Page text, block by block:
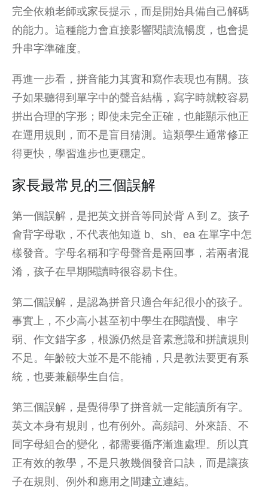
完全依賴老師或家長提示，而是開始具備自己解碼
的能力。這種能力會直接影響閱讀流暢度，也會提
升串字準確度。
再進一步看，拼音能力其實和寫作表現也有關。孩
子如果聽得到單字中的聲音結構，寫字時就較容易
拼出合理的字形；即使未完全正確，也能顯示他正
在運用規則，而不是盲目猜測。這類學生通常修正
得更快，學習進步也更穩定。
家長最常見的三個誤解
第一個誤解，是把英文拼音等同於背 A 到 Z。孩子
會背字母歌，不代表他知道 b、sh、ea 在單字中怎
樣發音。字母名稱和字母聲音是兩回事，若兩者混
淆，孩子在早期閱讀時很容易卡住。
第二個誤解，是認為拼音只適合年紀很小的孩子。
事實上，不少高小甚至初中學生在閱讀慢、串字
弱、作文錯字多，根源仍然是音素意識和拼讀規則
不足。年齡較大並不是不能補，只是教法要更有系
統，也要兼顧學生自信。
第三個誤解，是覺得學了拼音就一定能讀所有字。
英文本身有規則，也有例外。高頻詞、外來語、不
同字母組合的變化，都需要循序漸進處理。所以真
正有效的教學 ，不是只教幾個發音口訣，而是讓孩
子在規則、例外和應用之間建立連結。